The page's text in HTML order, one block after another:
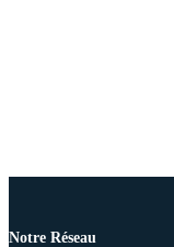
Notre Réseau